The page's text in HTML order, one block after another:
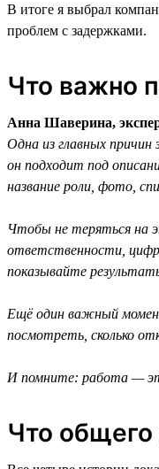
В итоге я выбрал
проблем с задержками.
Что важно
Анна Шаверина,
Одна из главных
он подходит под
название роли, фото,
Чтобы не теряться на
ответственности,
показывайте
Ещё один важный
посмотреть, сколько
И помните: работа —
Что общего